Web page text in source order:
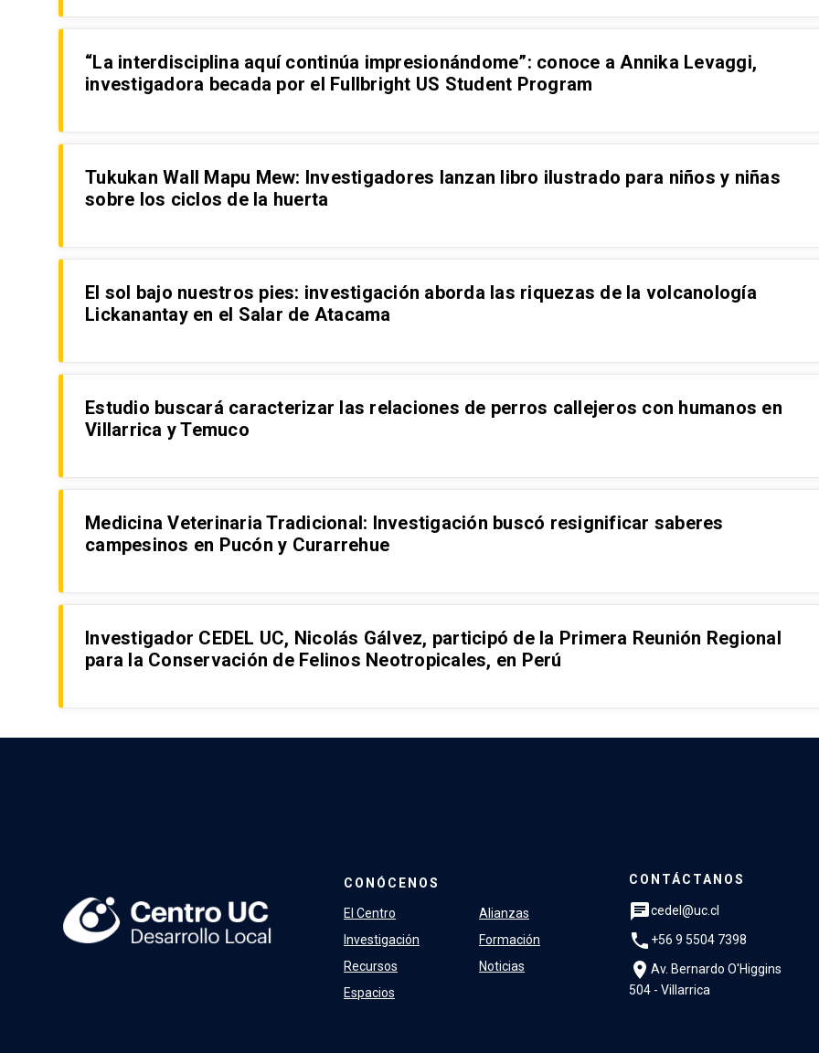
“La interdisciplina aquí continúa impresionándome”: conoce a Annika Levaggi,
investigadora becada por el Fullbright US Student Program
Tukukan Wall Mapu Mew: Investigadores lanzan libro ilustrado para niños y niñas
sobre los ciclos de la huerta
El sol bajo nuestros pies: investigación aborda las riquezas de la volcanología
Lickanantay en el Salar de Atacama
Estudio buscará caracterizar las relaciones de perros callejeros con humanos en
Villarrica y Temuco
Medicina Veterinaria Tradicional: Investigación buscó resignificar saberes
campesinos en Pucón y Curarrehue
Investigador CEDEL UC, Nicolás Gálvez, participó de la Primera Reunión Regional
para la Conservación de Felinos Neotropicales, en Perú
CONÓCENOS
El Centro
Investigación
Recursos
Espacios
Alianzas
Formación
Noticias
CONTÁCTANOS
chatcedel@uc.cl
phone +56 9 5504 7398
location_on Av. Bernardo O'Higgins
504 - Villarrica